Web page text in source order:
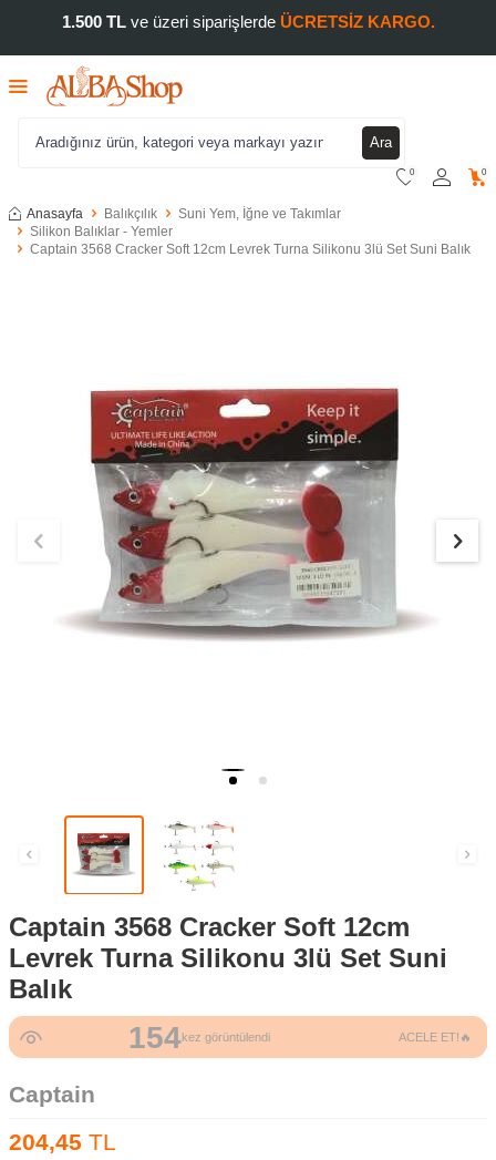
1.500 TLve üzeri siparişlerde ÜCRETSİZ KARGO.
Ara
0 0
Anasayfa Balıkçılık
Suni Yem, İğne ve Takımlar
Silikon Balıklar - Yemler
Captain 3568 Cracker Soft 12cm Levrek Turna Silikonu 3lü Set Suni Balık
Captain 3568 Cracker Soft 12cm
Levrek Turna Silikonu 3lü Set Suni
Balık
154 kez görüntülendi
54kez sepete eklendi ACELE ET!🔥
Captain
204,45 TL